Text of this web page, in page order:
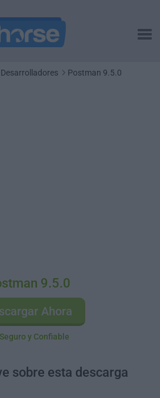
Postman 9.5.0
9.5.0
Ahora
Seguro y Confiable
sobre esta descarga